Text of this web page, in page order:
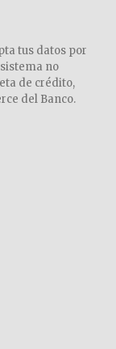
tus datos por
no
de crédito,
del Banco.